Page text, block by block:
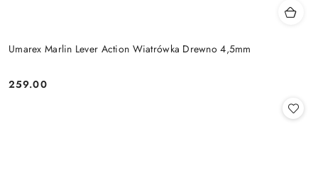
Umarex Marlin Lever Action Wiatrówka Drewno 4,5mm
Cena:
259.00